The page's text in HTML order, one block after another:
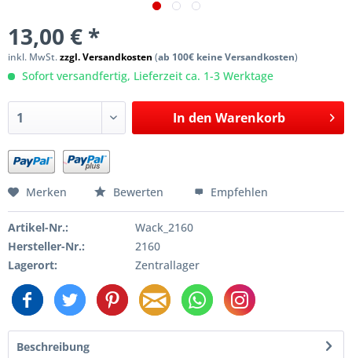
13,00 € *
inkl. MwSt.zzgl. Versandkosten (ab 100€ keine Versandkosten)
Sofort versandfertig, Lieferzeit ca. 1-3 Werktage
In den Warenkorb
Merken Bewerten Empfehlen
Artikel-Nr.:
Wack_2160
Hersteller-Nr.:
2160
Lagerort:
Zentrallager
Beschreibung